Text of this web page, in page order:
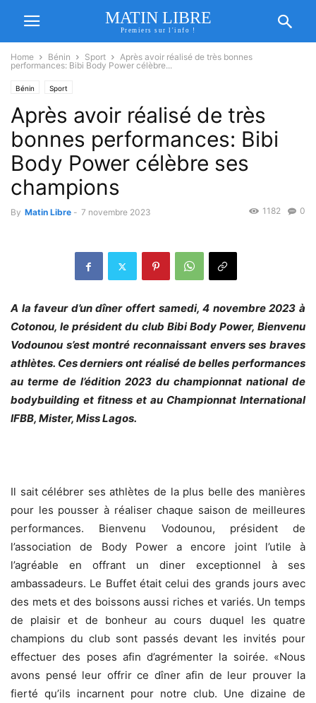
MATIN LIBRE
Premiers sur l'info !
Home Bénin Sport
Après avoir réalisé de très bonnes
performances: Bibi Body Power célèbre...
Bénin Sport
Après avoir réalisé de très
bonnes performances: Bibi
Body Power célèbre ses
champions
By Matin Libre - 7 novembre 2023 0
1182
A la faveur d’un dîner offert samedi, 4 novembre 2023 à
Cotonou, le président du club Bibi Body Power, Bienvenu
Vodounou s’est montré reconnaissant envers ses braves
athlètes. Ces derniers ont réalisé de belles performances
au terme de l’édition 2023 du championnat national de
bodybuilding et fitness et au Championnat International
IFBB, Mister, Miss Lagos.
Il sait célébrer ses athlètes de la plus belle des manières
pour les pousser à réaliser chaque saison de meilleures
performances. Bienvenu Vodounou, président de
l’association de Body Power a encore joint l’utile à
l’agréable en offrant un diner exceptionnel à ses
ambassadeurs. Le Buffet était celui des grands jours avec
des mets et des boissons aussi riches et variés. Un temps
de plaisir et de bonheur au cours duquel les quatre
champions du club sont passés devant les invités pour
effectuer des poses afin d’agrémenter la soirée. «Nous
avons pensé leur offrir ce dîner afin de leur prouver la
fierté qu’ils incarnent pour notre club. Une dizaine de